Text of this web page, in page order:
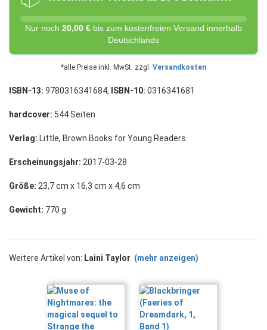
Nur noch 20,00 € bis zum kostenfreien Versand innerhalb
Deutschlands
*alle Preise inkl. MwSt. zzgl. Versandkosten
ISBN-13: 9780316341684, ISBN-10: 0316341681
hardcover: 544 Seiten
Verlag: Little, Brown Books for Young Readers
Erscheinungsjahr: 2017-03-28
Größe: 23,7 cm x 16,3 cm x 4,6 cm
Gewicht: 770 g
Weitere Artikel von: Laini Taylor (mehr anzeigen)